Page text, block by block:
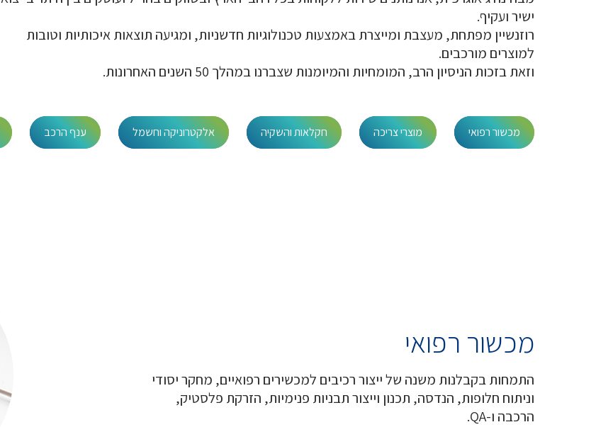
ישיר ועקיף.
רוזנשיין מפתחת, מעצבת ומייצרת באמצעות טכנולוגיות חדשניות, ומגיעה תוצאות איכותיות וטובות
למוצרים מורכבים.
וזאת בזכות הניסיון הרב, המומחיות והמיומנות שצברנו במהלך 50 השנים האחרונות.
מכשור רפואי מוצרי צריכה חקלאות והשקיה אלקטרוניקה וחשמל ענף הרכב
מכשור רפואי
התמחות בקבלנות משנה של ייצור רכיבים למכשירים רפואיים, מחקר יסודי
וניתוח חלופות, הנדסה, תכנון וייצור תבניות פנימיות, הזרקת פלסטיק,
הרכבה ו-QA.